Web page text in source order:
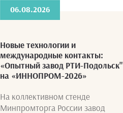
06.08.2026
Новые технологии и
международные контакты:
«Опытный завод РТИ-Подольск"
на «ИННОПРОМ-2026»
На коллективном стенде
Минпромторга России завод